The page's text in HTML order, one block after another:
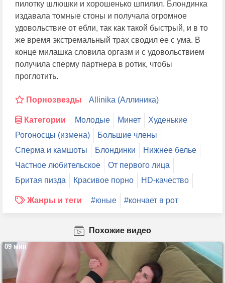
пилотку шлюшки и хорошенько шпилил. Блондинка
издавала томные стоны и получала огромное
удовольствие от ебли, так как такой быстрый, и в то
же время экстремальный трах сводил ее с ума. В
конце милашка словила оргазм и с удовольствием
получила сперму партнера в ротик, чтобы
проглотить.
Порнозвезды Allinika (Аллиника)
Категории Молодые Минет
Худенькие
Рогоносцы (измена)
Большие члены
Сперма и камшоты
Блондинки
Нижнее белье
Частное любительское
От первого лица
Бритая пизда
Красивое порно HD-качество
Жанры и теги #юные #кончает в рот
Похожие видео
09 мин